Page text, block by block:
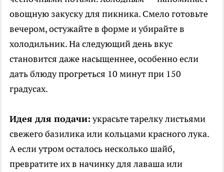
овощную закуску для пикника. Смело готовьте
вечером, остужайте в форме и убирайте в
холодильник. На следующий день вкус
становится даже насыщеннее, особенно если
дать блюду прогреться 10 минут при 150
градусах.
Идея для подачи:украсьте тарелку листьями
свежего базилика или кольцами красного лука.
А если утром осталось несколько шайб,
превратите их в начинку для лаваша или